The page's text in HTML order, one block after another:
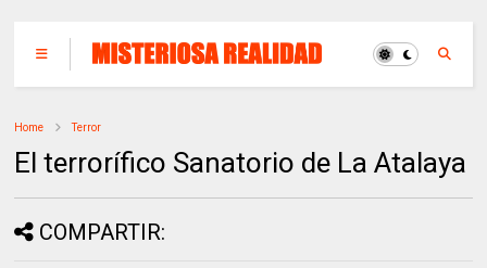
Home Terror
El terrorífico Sanatorio de La Atalaya
COMPARTIR: